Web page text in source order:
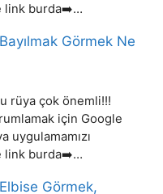
link burda➡️…
Görmek Ne
rüya çok önemli!!!
için Google
uygulamamızı
link burda➡️…
Görmek,